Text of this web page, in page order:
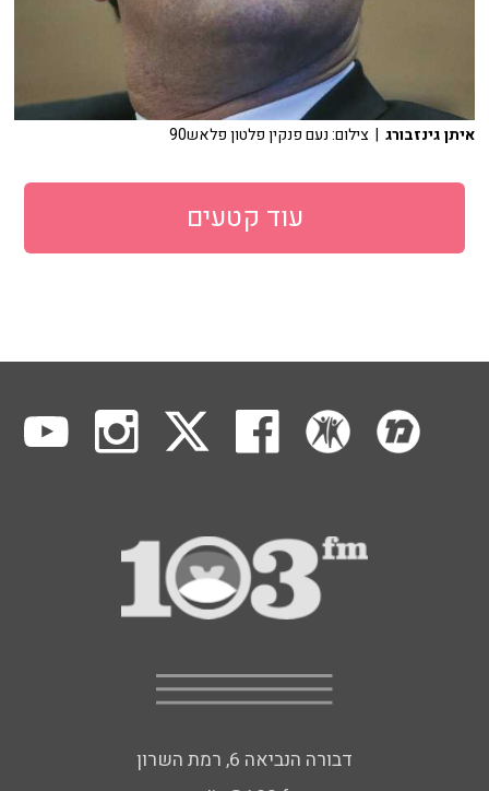
איתן גינזבורג | צילום: נעם פנקין פלטון פלאש90
עוד קטעים
דבורה הנביאה 6, רמת השרון